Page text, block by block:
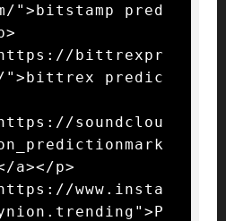
">bitstamp pred
bittrexpr
">bittrex predic
soundclou
a></p>
www.insta